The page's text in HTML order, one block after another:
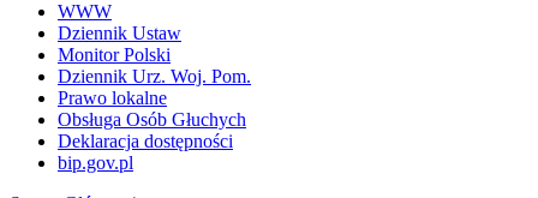
WWW
Dziennik Ustaw
Monitor Polski
Dziennik Urz. Woj. Pom.
Prawo lokalne
Obsługa Osób Głuchych
Deklaracja dostępności
bip.gov.pl